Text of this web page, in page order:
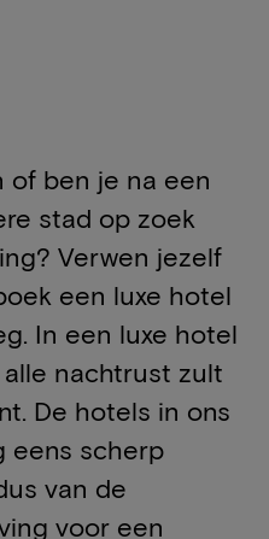
of ben je na een
stad op zoek
Verwen jezelf
een luxe hotel
In een luxe hotel
nachtrust zult
De hotels in ons
eens scherp
van de
voor een